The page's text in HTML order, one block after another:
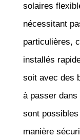
solaires
nécessitant
particulières,
installés
soit avec des
à passer
sont
manière